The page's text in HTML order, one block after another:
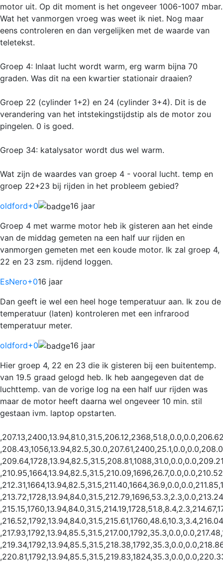
motor uit. Op dit moment is het ongeveer 1006-1007 mbar.
Wat het vanmorgen vroeg was weet ik niet. Nog maar
eens controleren en dan vergelijken met de waarde van
teletekst.
Groep 4: Inlaat lucht wordt warm, erg warm bijna 70
graden. Was dit na een kwartier stationair draaien?
Groep 22 (cylinder 1+2) en 24 (cylinder 3+4). Dit is de
verandering van het intstekingstijdstip als de motor zou
pingelen. 0 is goed.
Groep 34: katalysator wordt dus wel warm.
Wat zijn de waardes van groep 4 - vooral lucht. temp en
groep 22+23 bij rijden in het probleem gebied?
oldford+0
16 jaar
Groep 4 met warme motor heb ik gisteren aan het einde
van de middag gemeten na een half uur rijden en
vanmorgen gemeten met een koude motor. Ik zal groep 4,
22 en 23 zsm. rijdend loggen.
EsNero+016 jaar
Dan geeft ie wel een heel hoge temperatuur aan. Ik zou de
temperatuur (laten) kontroleren met een infrarood
temperatuur meter.
oldford+0
16 jaar
Hier groep 4, 22 en 23 die ik gisteren bij een buitentemp.
van 19.5 graad gelogd heb. Ik heb aangegeven dat de
luchttemp. van de vorige log na een half uur rijden was
maar de motor heeft daarna wel ongeveer 10 min. stil
gestaan ivm. laptop opstarten.